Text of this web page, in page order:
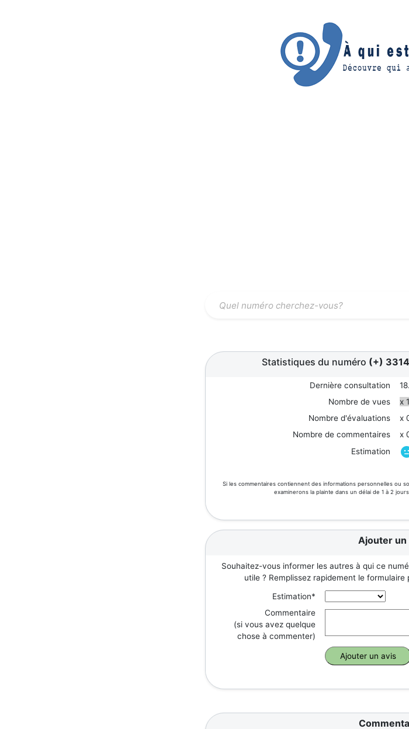
Statistiques du numéro (+)
Dernière consultation
Nombre de vues
x
Nombre d'évaluations
x
Nombre de commentaires
x
Estimation
Si les commentaires contiennent des informations personnelles ou
examinerons la plainte dans un délai de 1 à 2 jours.
Ajouter un
Souhaitez-vous informer les autres à qui ce
utile ? Remplissez rapidement le
Estimation*
Commentaire
(si vous avez quelque
chose à commenter)